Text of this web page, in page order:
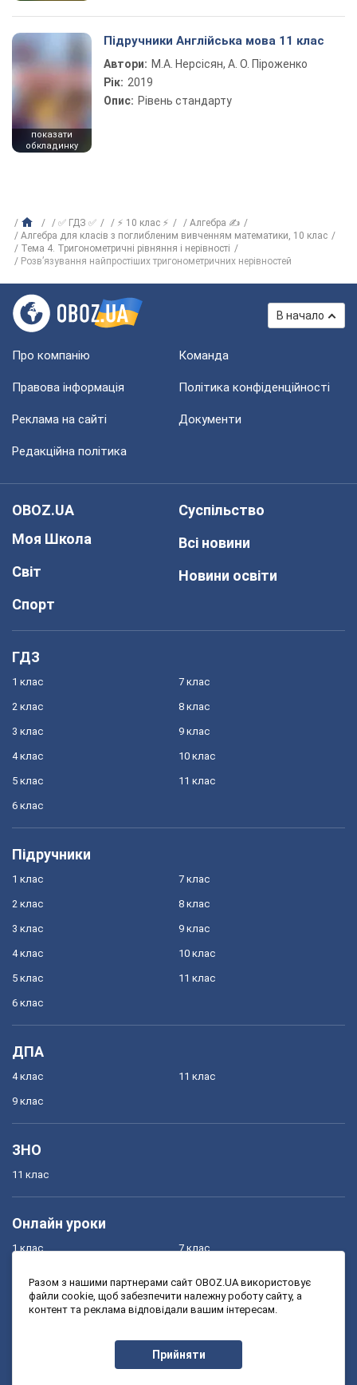
показати
обкладинку
Підручники Англійська мова 11 клас
Автори: М.А. Нерсісян, А. О. Піроженко
Рік: 2019
Опис: Рівень стандарту
✅ ГДЗ ✅ ⚡ 10 клас ⚡
Алгебра ✍
Алгебра для класів з поглибленим вивченням математики, 10 клас
Тема 4. Тригонометричні рівняння і нерівності
Розв’язування найпростіших тригонометричних нерівностей
В начало
Про компанію Команда
Правова інформація Політика конфіденційності
Реклама на сайті Документи
Редакційна політика
OBOZ.UA
Моя Школа
Світ
Спорт
Суспільство
Всі новини
Новини освіти
ГДЗ
1 клас
2 клас
3 клас
4 клас
5 клас
6 клас
7 клас
8 клас
9 клас
10 клас
11 клас
Підручники
1 клас
2 клас
3 клас
4 клас
5 клас
6 клас
7 клас
8 клас
9 клас
10 клас
11 клас
ДПА
4 клас
9 клас
11 клас
ЗНО
11 клас
Онлайн уроки
1 клас
3 клас
7 клас
9 клас
Разом з нашими партнерами сайт OBOZ.UA використовує
файли cookie, щоб забезпечити належну роботу сайту, а
контент та реклама відповідали вашим інтересам.
Прийняти